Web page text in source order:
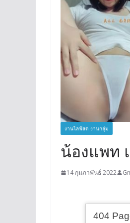
งานไลฟ์สด งานกลุ่ม
น้องแพท
14 กุมภาพันธ์ 2022